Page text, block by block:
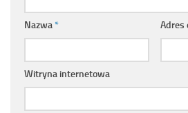
Nazwa* Adres
Witryna internetowa